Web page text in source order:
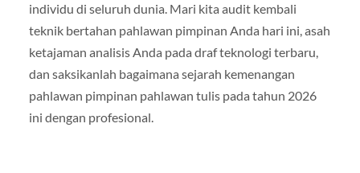
individu di seluruh dunia. Mari kita audit kembali
teknik bertahan pahlawan pimpinan Anda hari ini, asah
ketajaman analisis Anda pada draf teknologi terbaru,
dan saksikanlah bagaimana sejarah kemenangan
pahlawan pimpinan pahlawan tulis pada tahun 2026
ini dengan profesional.